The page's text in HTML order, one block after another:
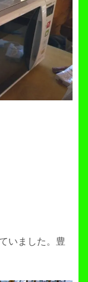
いました。豊